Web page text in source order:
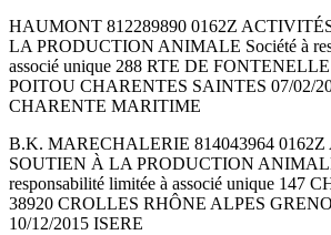
HAUMONT 812289890 0162Z
LA PRODUCTION ANIMALE Société à
associé unique 288 RTE DE
POITOU CHARENTES SAINTES 07/02/
CHARENTE MARITIME
B.K. MARECHALERIE 814043964
SOUTIEN À LA PRODUCTION
responsabilité limitée à associé unique 147
38920 CROLLES RHÔNE ALPES
10/12/2015 ISERE